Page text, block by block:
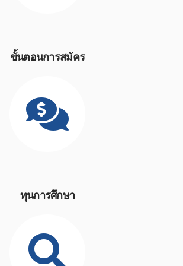
ขั้นตอนการสมัคร
ทุนการศึกษา